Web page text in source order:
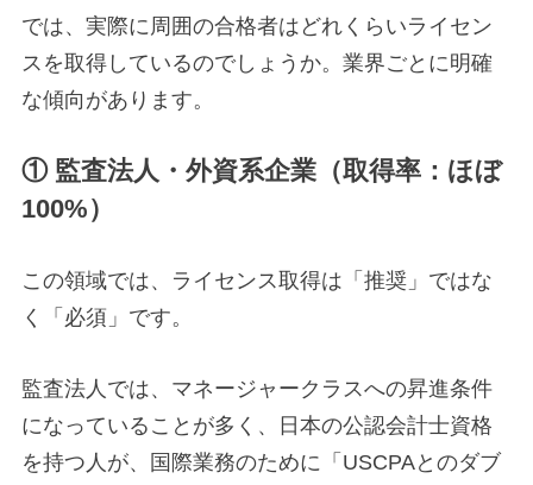
では、実際に周囲の合格者はどれくらいライセン
スを取得しているのでしょうか。業界ごとに明確
な傾向があります。
① 監査法人・外資系企業（取得率：ほぼ
100%）
この領域では、ライセンス取得は「推奨」ではな
く「必須」です。
監査法人では、マネージャークラスへの昇進条件
になっていることが多く、日本の公認会計士資格
を持つ人が、国際業務のために「USCPAとのダブ